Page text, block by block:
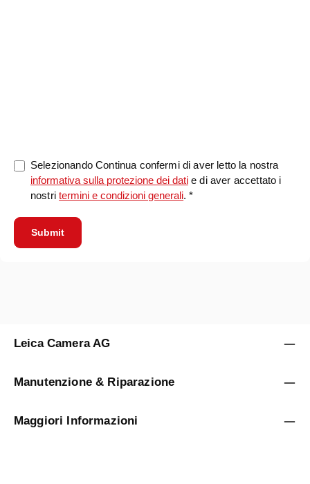
Selezionando Continua confermi di aver letto la nostra
informativa sulla protezione dei dati e di aver accettato i
nostritermini e condizioni generali. *
Submit
Leica Camera AG
Manutenzione & Riparazione
Maggiori Informazioni